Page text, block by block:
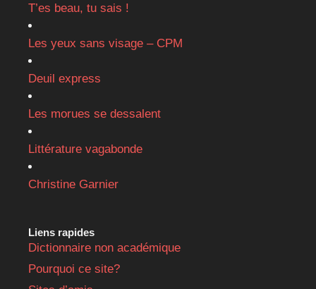
T’es beau, tu sais !
Les yeux sans visage – CPM
Deuil express
Les morues se dessalent
Littérature vagabonde
Christine Garnier
Liens rapides
Dictionnaire non académique
Pourquoi ce site?